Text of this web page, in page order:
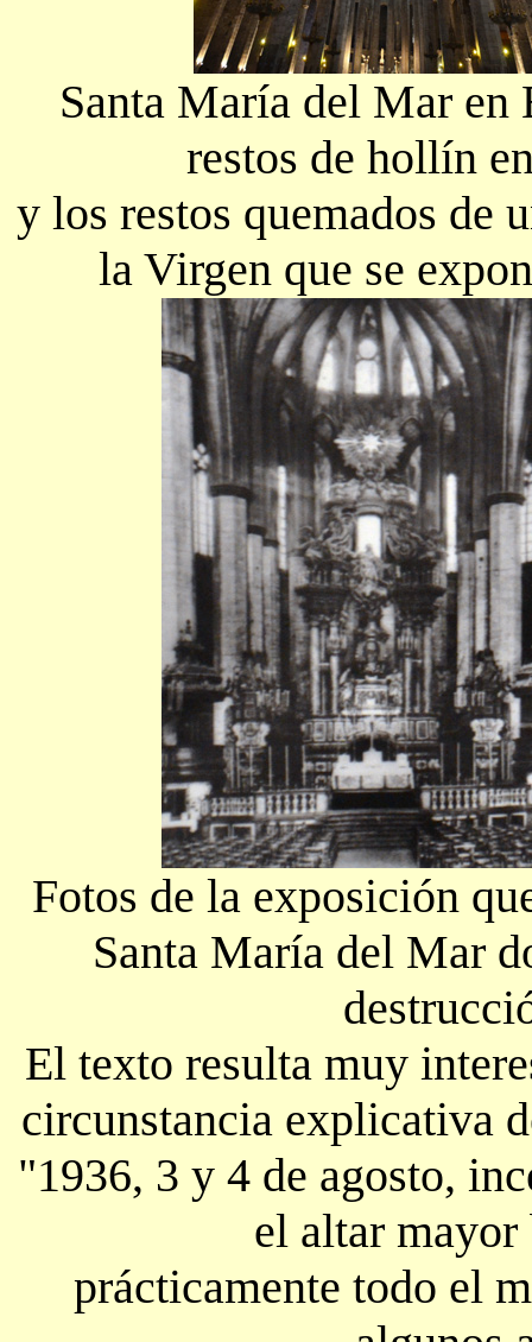
Santa María del Mar en
restos de hollín
y los restos quemados de
la Virgen que se
Fotos de la exposición
Santa María del Mar
El texto resulta muy
circunstancia explicativa
"1936, 3 y 4 de agosto,
el altar mayor
prácticamente todo el